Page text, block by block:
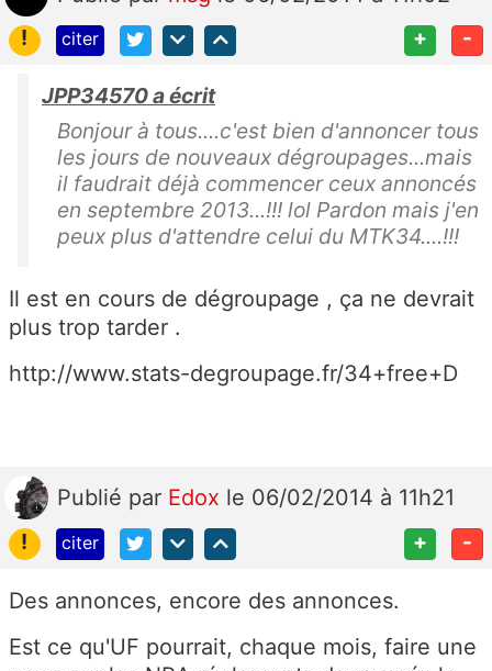
!
citer + -
JPP34570 a écrit
Bonjour à tous....c'est bien d'annoncer tous
les jours de nouveaux dégroupages...mais
il faudrait déjà commencer ceux annoncés
en septembre 2013...!!! lol Pardon mais j'en
peux plus d'attendre celui du MTK34....!!!
Il est en cours de dégroupage , ça ne devrait
plus trop tarder .
http://www.stats-degroupage.fr/34+free+D
Publié par Edox le 06/02/2014 à 11h21
!
citer + -
Des annonces, encore des annonces.
Est ce qu'UF pourrait, chaque mois, faire une